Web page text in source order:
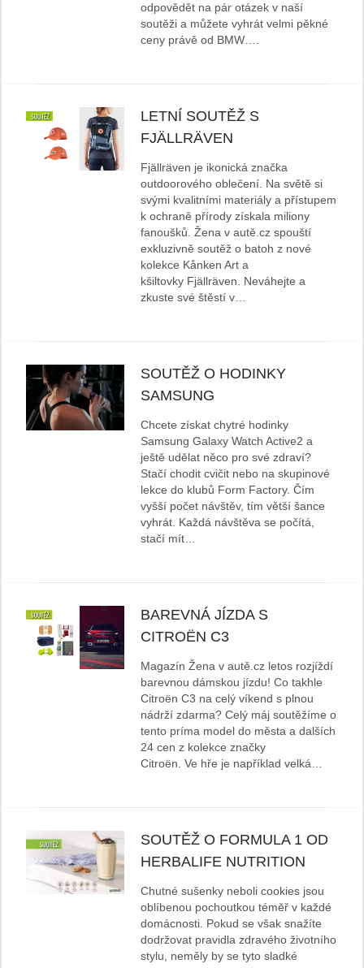
odpovědět na pár otázek v naší
soutěži a můžete vyhrát velmi pěkné
ceny právě od BMW….
LETNÍ SOUTĚŽ S
FJÄLLRÄVEN
Fjällräven je ikonická značka
outdoorového oblečení. Na světě si
svými kvalitními materiály a přístupem
k ochraně přírody získala miliony
fanoušků. Žena v autě.cz spouští
exkluzivně soutěž o batoh z nové
kolekce Kånken Art a
kšiltovky Fjällräven. Neváhejte a
zkuste své štěstí v…
SOUTĚŽ O HODINKY
SAMSUNG
Chcete získat chytré hodinky
Samsung Galaxy Watch Active2 a
ještě udělat něco pro své zdraví?
Stačí chodit cvičit nebo na skupinové
lekce do klubů Form Factory. Čím
vyšší počet návštěv, tím větší šance
vyhrát. Každá návštěva se počítá,
stačí mít…
BAREVNÁ JÍZDA S
CITROËN C3
Magazín Žena v autě.cz letos rozjíždí
barevnou dámskou jízdu! Co takhle
Citroën C3 na celý víkend s plnou
nádrží zdarma? Celý máj soutěžíme o
tento príma model do města a dalších
24 cen z kolekce značky
Citroën. Ve hře je například velká…
SOUTĚŽ O FORMULA 1 OD
HERBALIFE NUTRITION
Chutné sušenky neboli cookies jsou
oblíbenou pochoutkou téměř v každé
domácnosti. Pokud se však snažíte
dodržovat pravidla zdravého životního
stylu, neměly by se tyto sladké